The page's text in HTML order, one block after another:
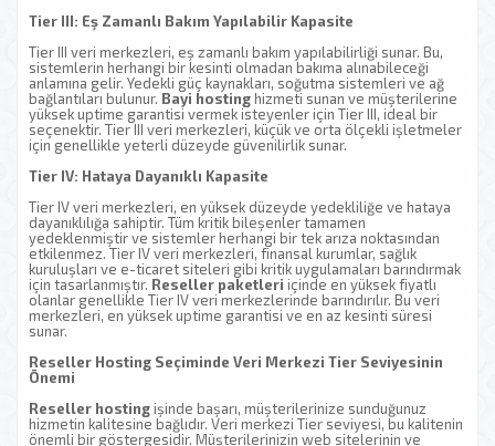
Tier III: Eş Zamanlı Bakım Yapılabilir Kapasite
Tier III veri merkezleri, eş zamanlı bakım yapılabilirliği sunar. Bu,
sistemlerin herhangi bir kesinti olmadan bakıma alınabileceği
anlamına gelir. Yedekli güç kaynakları, soğutma sistemleri ve ağ
bağlantıları bulunur. Bayi hostinghizmeti sunan ve müşterilerine
yüksek uptime garantisi vermek isteyenler için Tier III, ideal bir
seçenektir. Tier III veri merkezleri, küçük ve orta ölçekli işletmeler
için genellikle yeterli düzeyde güvenilirlik sunar.
Tier IV: Hataya Dayanıklı Kapasite
Tier IV veri merkezleri, en yüksek düzeyde yedekliliğe ve hataya
dayanıklılığa sahiptir. Tüm kritik bileşenler tamamen
yedeklenmiştir ve sistemler herhangi bir tek arıza noktasından
etkilenmez. Tier IV veri merkezleri, finansal kurumlar, sağlık
kuruluşları ve e-ticaret siteleri gibi kritik uygulamaları barındırmak
için tasarlanmıştır. Reseller paketleri içinde en yüksek fiyatlı
olanlar genellikle Tier IV veri merkezlerinde barındırılır. Bu veri
merkezleri, en yüksek uptime garantisi ve en az kesinti süresi
sunar.
Reseller Hosting Seçiminde Veri Merkezi Tier Seviyesinin
Önemi
Reseller hostingişinde başarı, müşterilerinize sunduğunuz
hizmetin kalitesine bağlıdır. Veri merkezi Tier seviyesi, bu kalitenin
önemli bir göstergesidir. Müşterilerinizin web sitelerinin ve